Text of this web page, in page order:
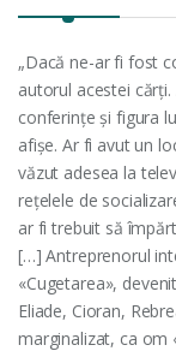
„Dacă ne-ar fi fost
autorul acestei
conferințe și figura
afișe. Ar fi avut un
văzut adesea la
rețelele de
ar fi trebuit să
[…] Antreprenorul
«Cugetarea»,
Eliade, Cioran,
marginalizat, ca om